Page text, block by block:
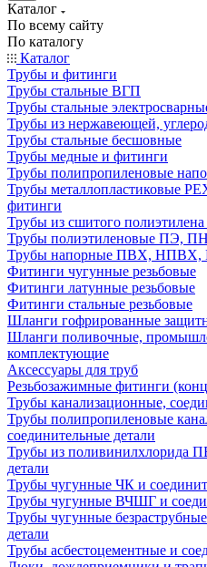
Каталог
По всему сайту
По каталогу
Каталог
Трубы и фитинги
Трубы стальные ВГП
Трубы стальные
Трубы из нержавеющей,
Трубы стальные бесшовные
Трубы медные и фитинги
Трубы полипропиленовые
Трубы металлопластиковые
фитинги
Трубы из сшитого
Трубы полиэтиленовые ПЭ,
Трубы напорные ПВХ, НПВХ,
Фитинги чугунные резьбовые
Фитинги латунные резьбовые
Фитинги стальные резьбовые
Шланги гофрированные
Шланги поливочные,
комплектующие
Аксессуары для труб
Резьбозажимные фитинги
Трубы канализационные,
Трубы полипропиленовые
соединительные детали
Трубы из поливинилхлорида
детали
Трубы чугунные ЧК и
Трубы чугунные ВЧШГ и
Трубы чугунные
детали
Трубы асбестоцементные и